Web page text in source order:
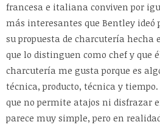
francesa e italiana conviven por
más interesantes que Bentley ideó
su propuesta de charcutería hecha
que lo distinguen como chef y que
charcutería me gusta porque es
técnica, producto, técnica y
que no permite atajos ni disfrazar
parece muy simple, pero en